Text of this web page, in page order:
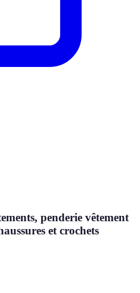
penderie vêtement
et crochets